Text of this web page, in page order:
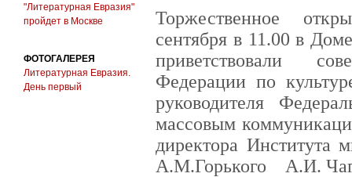
"Литературная Евразия"
пройдет в Москве
ФОТОГАЛЕРЕЯ
Литературная Евразия.
День первый
Торжественное
сентября в 11.00 в
приветствовали
Федерации по
руководителя
массовым
директора Института
А.М.Горького А.И.